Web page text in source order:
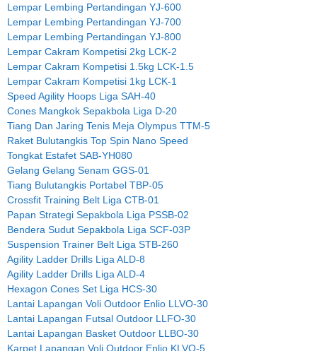
Lempar Lembing Pertandingan YJ-600
Lempar Lembing Pertandingan YJ-700
Lempar Lembing Pertandingan YJ-800
Lempar Cakram Kompetisi 2kg LCK-2
Lempar Cakram Kompetisi 1.5kg LCK-1.5
Lempar Cakram Kompetisi 1kg LCK-1
Speed Agility Hoops Liga SAH-40
Cones Mangkok Sepakbola Liga D-20
Tiang Dan Jaring Tenis Meja Olympus TTM-5
Raket Bulutangkis Top Spin Nano Speed
Tongkat Estafet SAB-YH080
Gelang Gelang Senam GGS-01
Tiang Bulutangkis Portabel TBP-05
Crossfit Training Belt Liga CTB-01
Papan Strategi Sepakbola Liga PSSB-02
Bendera Sudut Sepakbola Liga SCF-03P
Suspension Trainer Belt Liga STB-260
Agility Ladder Drills Liga ALD-8
Agility Ladder Drills Liga ALD-4
Hexagon Cones Set Liga HCS-30
Lantai Lapangan Voli Outdoor Enlio LLVO-30
Lantai Lapangan Futsal Outdoor LLFO-30
Lantai Lapangan Basket Outdoor LLBO-30
Karpet Lapangan Voli Outdoor Enlio KLVO-5